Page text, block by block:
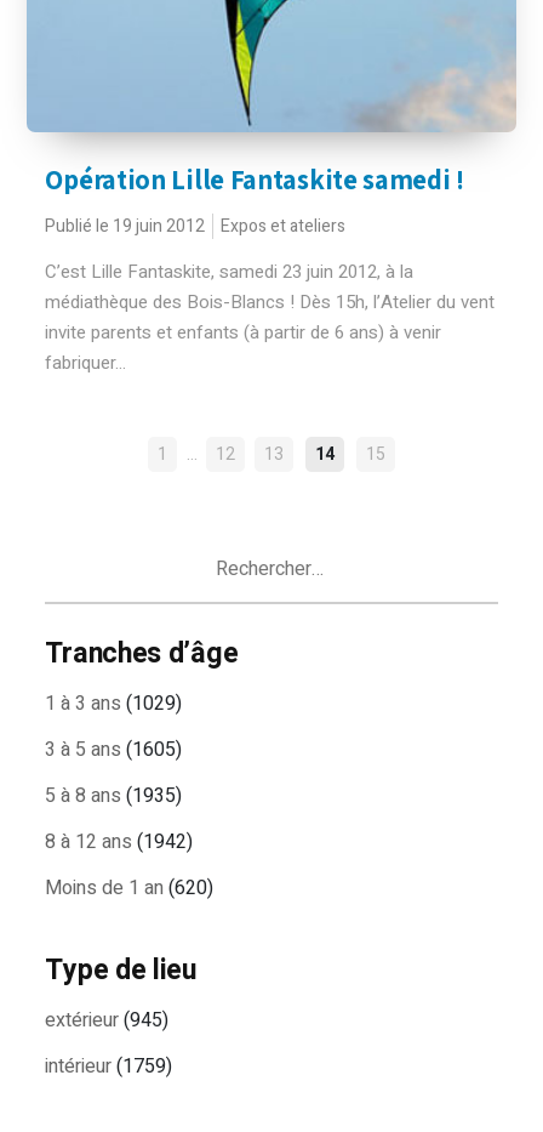
Opération Lille Fantaskite samedi !
Publié le 19 juin 2012 Expos et ateliers
C’est Lille Fantaskite, samedi 23 juin 2012, à la
médiathèque des Bois-Blancs ! Dès 15h, l’Atelier du vent
invite parents et enfants (à partir de 6 ans) à venir
fabriquer...
NAVIGATION
1 … 12 13 14 15
Tranches d’âge
1 à 3 ans (1029)
3 à 5 ans (1605)
5 à 8 ans (1935)
8 à 12 ans (1942)
Moins de 1 an (620)
Type de lieu
extérieur(945)
intérieur(1759)